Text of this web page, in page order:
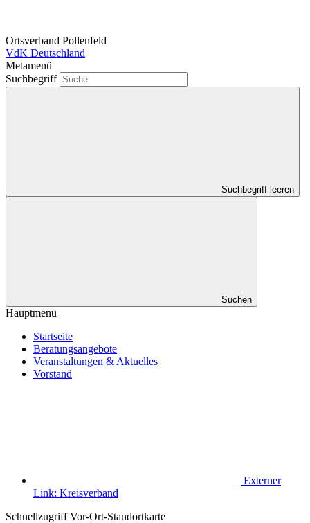
Ortsverband Pollenfeld
VdK Deutschland
Metamenü
Suchbegriff
Suchbegriff leeren
Suchen
Hauptmenü
Startseite
Beratungsangebote
Veranstaltungen & Aktuelles
Vorstand
Externer
Link: Kreisverband
Schnellzugriff Vor-Ort-Standortkarte